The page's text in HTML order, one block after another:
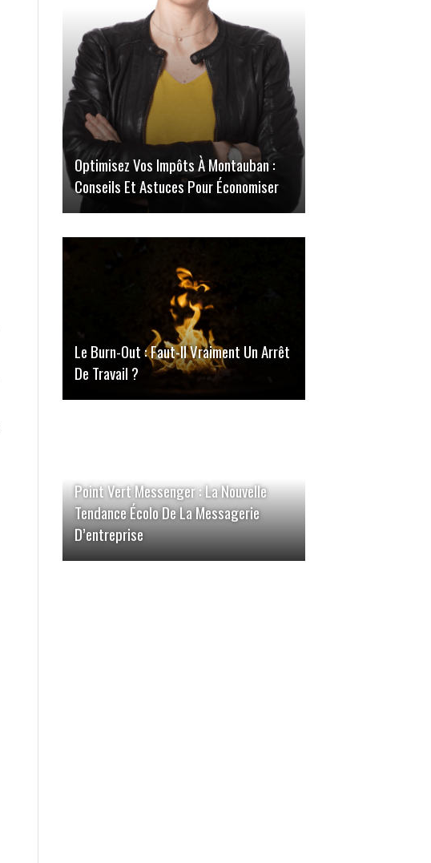
Optimisez Vos Impôts À Montauban :
Conseils Et Astuces Pour Économiser
Le Burn-Out : Faut-Il Vraiment Un Arrêt
De Travail ?
Point Vert Messenger : La Nouvelle
Tendance Écolo De La Messagerie
D’entreprise